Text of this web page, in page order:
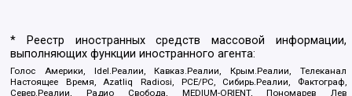
* Реестр иностранных средств массовой информации,
выполняющих функции иностранного агента:
Голос Америки, Idel.Реалии, Кавказ.Реалии, Крым.Реалии, Телеканал
Настоящее Время, Azatliq Radiosi, PCE/PC, Сибирь.Реалии, Фактограф,
Север.Реалии, Радио Свобода, MEDIUM-ORIENT, Пономарев Лев